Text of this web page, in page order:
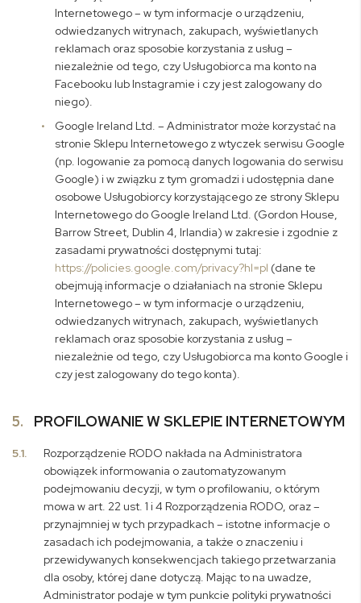
Internetowego – w tym informacje o urządzeniu,
odwiedzanych witrynach, zakupach, wyświetlanych
reklamach oraz sposobie korzystania z usług –
niezależnie od tego, czy Usługobiorca ma konto na
Facebooku lub Instagramie i czy jest zalogowany do
niego).
Google Ireland Ltd. – Administrator może korzystać na
stronie Sklepu Internetowego z wtyczek serwisu Google
(np. logowanie za pomocą danych logowania do serwisu
Google) i w związku z tym gromadzi i udostępnia dane
osobowe Usługobiorcy korzystającego ze strony Sklepu
Internetowego do Google Ireland Ltd. (Gordon House,
Barrow Street, Dublin 4, Irlandia) w zakresie i zgodnie z
zasadami prywatności dostępnymi tutaj:
https://policies.google.com/privacy?hl=pl (dane te
obejmują informacje o działaniach na stronie Sklepu
Internetowego – w tym informacje o urządzeniu,
odwiedzanych witrynach, zakupach, wyświetlanych
reklamach oraz sposobie korzystania z usług –
niezależnie od tego, czy Usługobiorca ma konto Google i
czy jest zalogowany do tego konta).
5. PROFILOWANIE W SKLEPIE INTERNETOWYM
5.1.
Rozporządzenie RODO nakłada na Administratora
obowiązek informowania o zautomatyzowanym
podejmowaniu decyzji, w tym o profilowaniu, o którym
mowa w art. 22 ust. 1 i 4 Rozporządzenia RODO, oraz –
przynajmniej w tych przypadkach – istotne informacje o
zasadach ich podejmowania, a także o znaczeniu i
przewidywanych konsekwencjach takiego przetwarzania
dla osoby, której dane dotyczą. Mając to na uwadze,
Administrator podaje w tym punkcie polityki prywatności